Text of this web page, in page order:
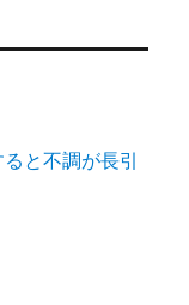
と不調が長引